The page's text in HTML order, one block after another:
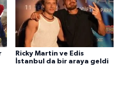
Ricky Martin ve Edis
İstanbul da bir araya geldi